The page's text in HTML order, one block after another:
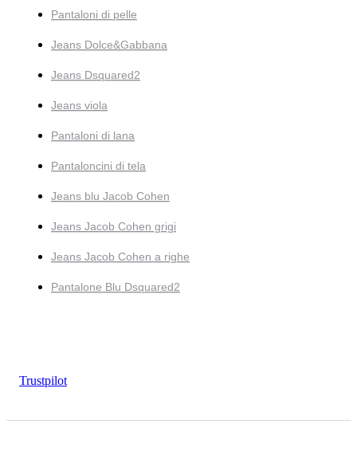
Pantaloni di pelle
Jeans Dolce&Gabbana
Jeans Dsquared2
Jeans viola
Pantaloni di lana
Pantaloncini di tela
Jeans blu Jacob Cohen
Jeans Jacob Cohen grigi
Jeans Jacob Cohen a righe
Pantalone Blu Dsquared2
Trustpilot